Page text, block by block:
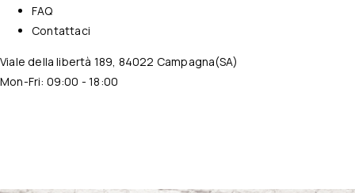
FAQ
Contattaci
Viale della libertà 189, 84022 Campagna(SA)
Mon-Fri: 09:00 - 18:00